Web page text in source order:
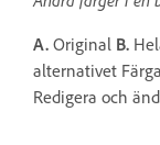
A. Original B.
alternativet Färga
Redigera och